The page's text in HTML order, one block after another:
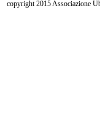
copyright 2015 Associazione